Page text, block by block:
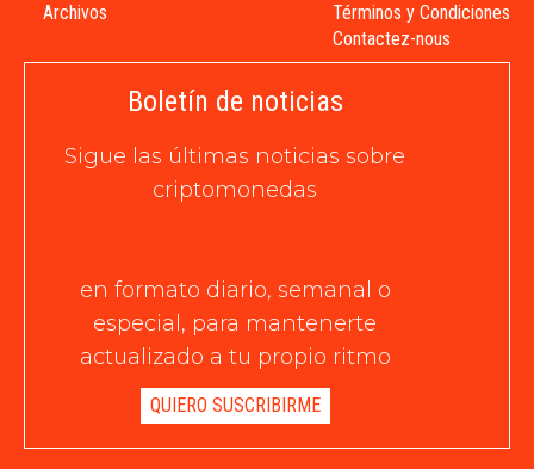
Archivos
Términos y Condiciones
Contactez-nous
Boletín de noticias
Sigue las últimas noticias sobre
criptomonedas
en formato diario, semanal o
especial, para mantenerte
actualizado a tu propio ritmo
QUIERO SUSCRIBIRME